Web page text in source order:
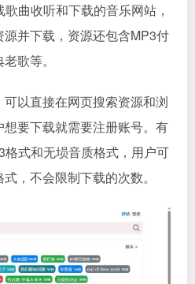
曲收听和下载的音乐网站，
并下载，资源还包含MP3付
歌等。
以直接在网页搜索资源和浏
要下载就需要注册账号。有
式和无埙音质格式，用户可
，不会限制下载的次数。